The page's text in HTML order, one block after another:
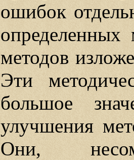
ошибок
определенных
методов
Эти
большое
улучшения
Они,